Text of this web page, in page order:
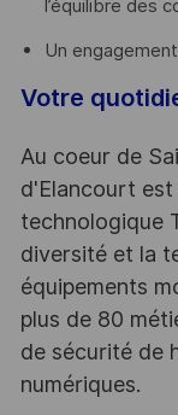
l’équilibre des
Un
Votre
Au coeur de
d'Elancourt est
technologique
diversité et la
équipements
plus de 80
de sécurité de
numériques.